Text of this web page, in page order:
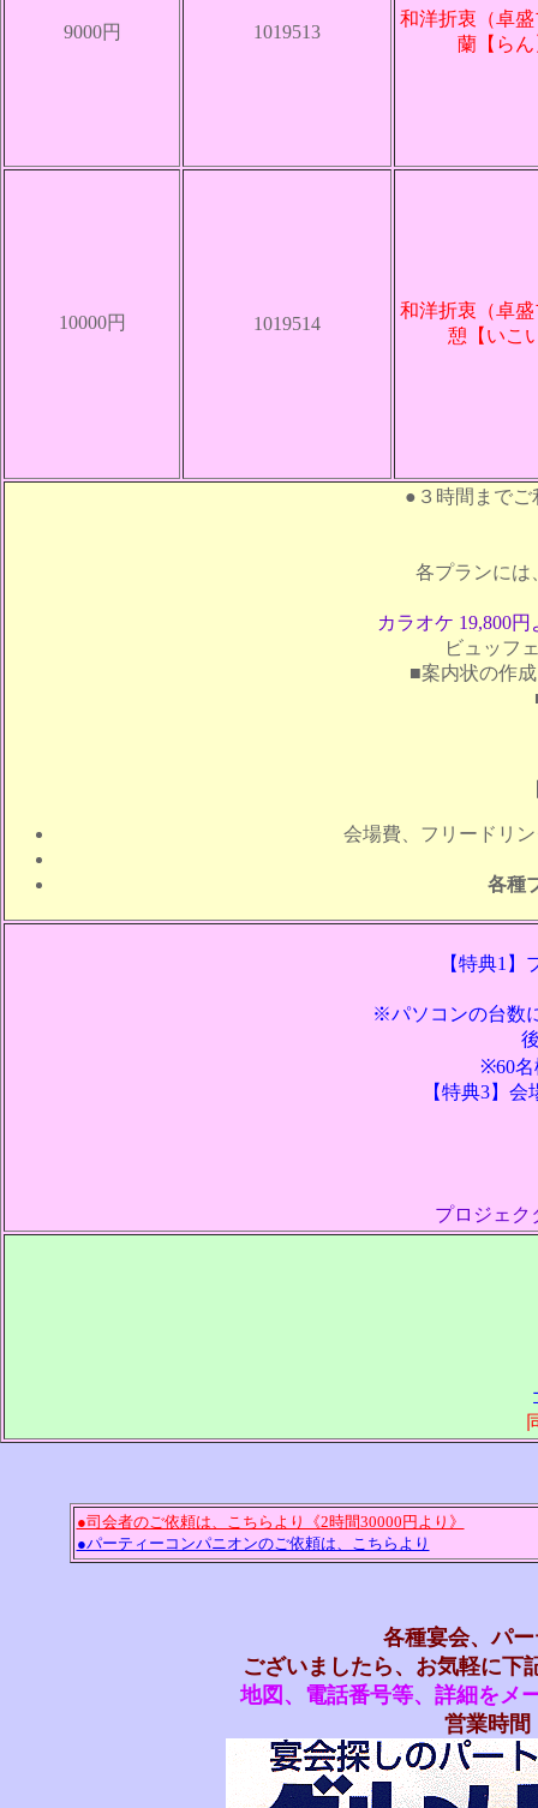
9000円 1019513
和洋折衷（卓
蘭【らん
10000円 1019514
和洋折衷（卓
憩【いこ
●３時間までご
各プランには
カラオケ 19,800
ビュッフ
■案内状の作
会場費、フリードリ
各種
【特典1
※パソコンの台数
※60名
【特典3】
プロジェク
●司会者のご依頼は、こちらより《2時間30000円より》
●パーティーコンパニオンのご依頼は、こちらより
各種宴会、パ
ございましたら、お気軽に下
地図、電話番号等、詳細をメ
営業時